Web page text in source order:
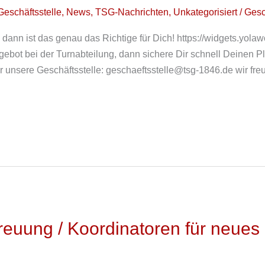
, News, TSG-Nachrichten, Unkategorisiert/
ist das genau das Richtige für Dich! https://
bei der Turnabteilung, dann sichere Dir schnell Deinen
unsere Geschäftsstelle: geschaeftsstelle@tsg-1846.de wir
/ Koordinatoren für